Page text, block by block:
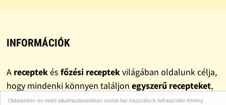
Oldalainkon és mobil alkalmazásainkban cookie-kat használunk felhasználói élmény
INFORMÁCIÓK
A receptekés főzési receptekvilágában oldalunk célja,
hogy mindenki könnyen találjon egyszerű recepteket,
gyors recepteketés valóbanfinom recepteket.